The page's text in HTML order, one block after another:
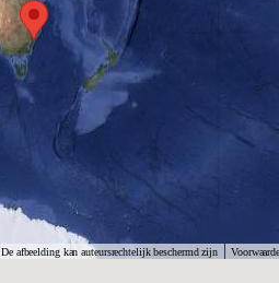
De afbeelding kan auteursrechtelijk beschermd zijn